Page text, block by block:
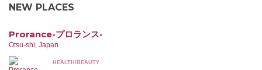
NEW PLACES
Prorance-プロランス-
Otsu-shi, Japan
HEALTH/BEAUTY